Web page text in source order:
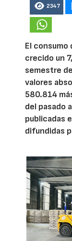
2347
El consumo
crecido un
semestre
valores
580.814
del pasado
publicadas
difundidas